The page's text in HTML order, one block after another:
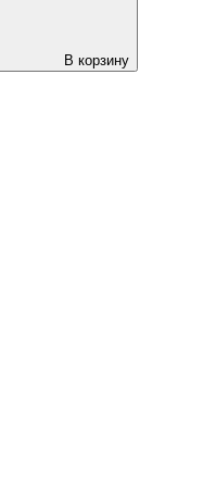
В корзину